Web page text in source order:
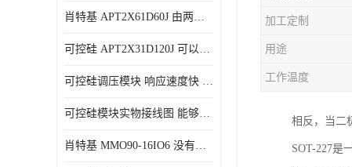
肖特基 APT2X61D60J 由两个半导体材料组成
可控硅 APT2X31D120J 可以提供稳定的电压输出
可控硅调压模块 响应速度快 可控性强
可控硅模块实物接线图 能够减少能量损耗 响应速度快
肖特基 MMO90-16IO6 没有机械移动部件
加工定制
用途
工作温度
相反，当二
SOT-227是